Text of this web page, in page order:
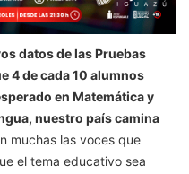
datos de las Pruebas
4 de cada 10 alumnos
en Matemática y
nuestro país camina
muchas las voces que
el tema educativo sea